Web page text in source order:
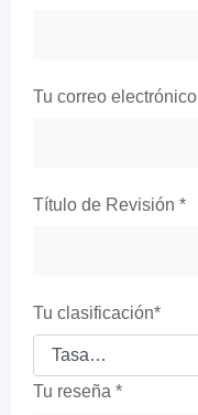
Tu correo electrónico
Título de Revisión *
Tu clasificación*
Tu reseña *